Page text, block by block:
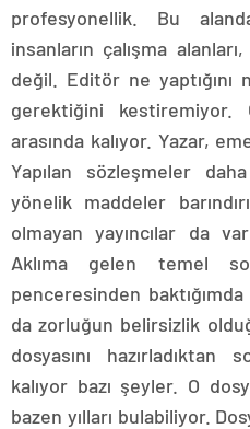
profesyonellik. Bu
insanların çalışma
değil. Editör ne yaptığını
gerektiğini kestiremiyor.
arasında kalıyor. Yazar,
Yapılan sözleşmeler
yönelik maddeler
olmayan yayıncılar da
Aklıma gelen temel
penceresinden
da zorluğun belirsizlik
dosyasını hazırladıktan
kalıyor bazı şeyler. O
bazen yılları bulabiliyor.